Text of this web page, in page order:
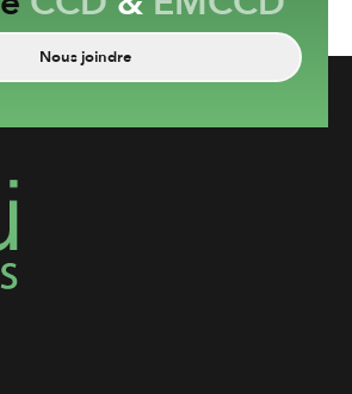
Nous joindre